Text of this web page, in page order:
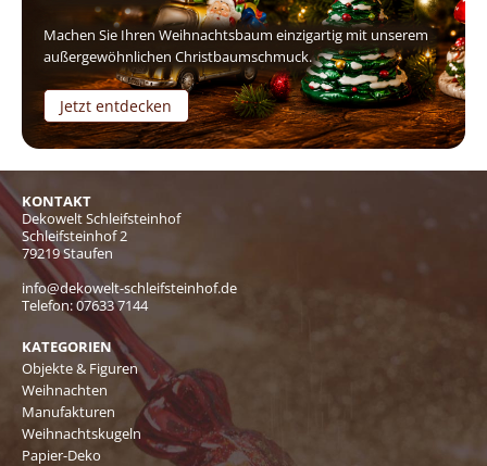
Machen Sie Ihren Weihnachtsbaum einzigartig mit unserem
außergewöhnlichen Christbaumschmuck.
Jetzt entdecken
KONTAKT
Dekowelt Schleifsteinhof
Schleifsteinhof 2
79219 Staufen
info@dekowelt-schleifsteinhof.de
Telefon:07633 7144
KATEGORIEN
Objekte & Figuren
Weihnachten
Manufakturen
Weihnachtskugeln
Papier-Deko